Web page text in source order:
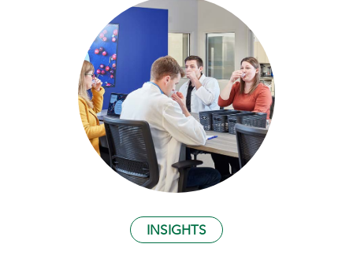
INSIGHTS